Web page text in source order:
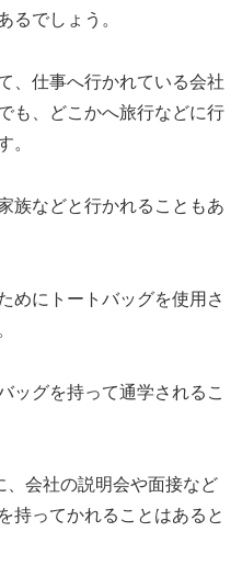
るでしょう。
、仕事へ行かれている会社
も、どこかへ旅行などに行
。
族などと行かれることもあ
めにトートバッグを使用さ
ッグを持って通学されるこ
、会社の説明会や面接など
持ってかれることはあると